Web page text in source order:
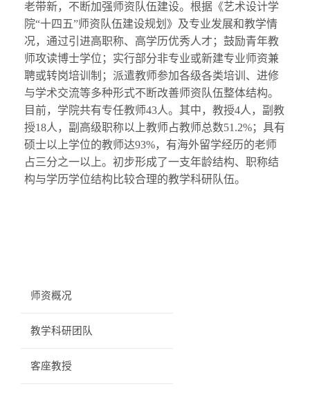
老带新，不断加强师资队伍建设。根据《艺术设计学
院“十四五”师资队伍建设规划》及专业发展和教学情
况，通过引进高职称、高学历优秀人才；鼓励青年教
师攻读博士学位；实行部分非专业或新建专业师资兼
聘或转岗培训制；派遣教师参加各级各类培训、进修
与学术交流等多种形式不断改善师资队伍整体结构。
目前，学院共有专任教师43人。其中，教授4人，副教
授18人，副高级职称以上教师占教师总数51.2%；具有
硕士以上学位的教师达93%，有海外留学经历的老师
占三分之一以上。初步形成了一支年龄结构、职称结
构与学历学位结构比较合理的教学科研队伍。
师资概况
教学科研团队
客座教授